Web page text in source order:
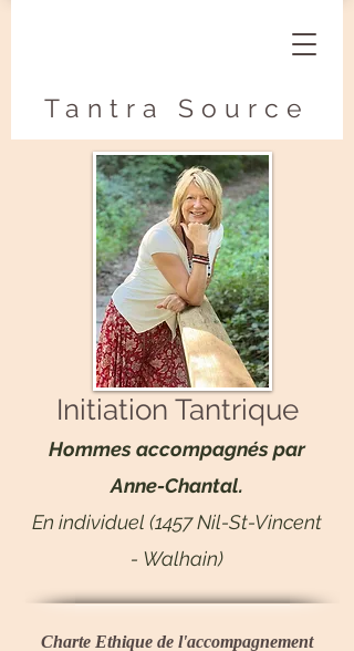
Tantra Source
Initiation Tantrique
Hommes accompagnés par
Anne-Chantal.
En individuel (1457Nil-St-Vincent
- Walhain)
Charte Ethique de l'accompagnement